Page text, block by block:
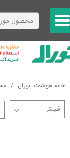
حساب کاربری من
تغییر گذر واژه
خروج از حساب
خانه هوشمند نورال